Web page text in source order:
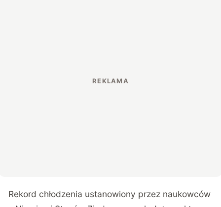
Rekord chłodzenia ustanowiony przez naukowców